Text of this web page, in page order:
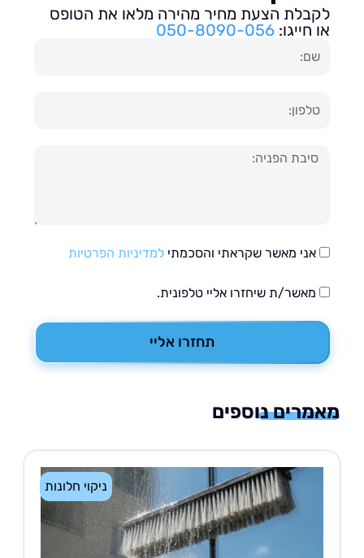
הצעת מחיר מהירה מלאו את הטופס
חייגו:050-8090-056
אני מאשר שקראתי והסכמתילמדיניות הפרטיות
מאשר/ת שיחזרו אליי טלפונית.
תחזרו אליי
נוספים
ניקוי חלונות